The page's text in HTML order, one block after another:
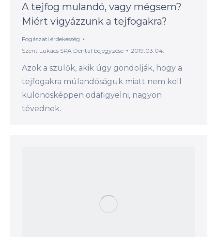
A tejfog mulandó, vagy mégsem?
Miért vigyázzunk a tejfogakra?
Fogászati érdekesség
Szent Lukács SPA Dental bejegyzése 2019.03.04.
Azok a szülők, akik úgy gondolják, hogy a
tejfogakra múlandóságuk miatt nem kell
különösképpen odafigyelni, nagyon
tévednek.